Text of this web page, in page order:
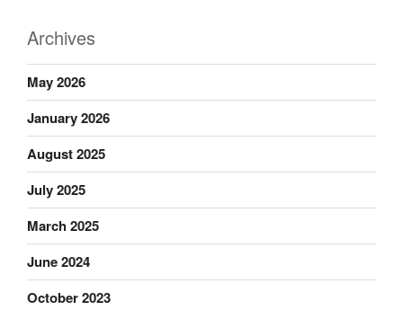
Archives
May 2026
January 2026
August 2025
July 2025
March 2025
June 2024
October 2023